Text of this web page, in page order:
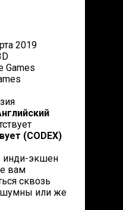
2019
Games
(CODEX)
инди-экшен
вам
сквозь
шумны или же